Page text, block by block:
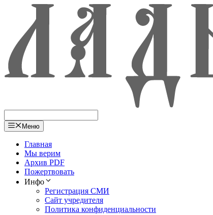
Перейти
содержимому
Меню
Глав­ная
Мы верим
Архив PDF
Пожерт­во­вать
Инфо
Реги­стра­ция СМИ
Cайт учре­ди­те­ля
Поли­ти­ка конфиденциальности